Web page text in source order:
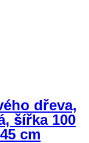
dřeva,
šířka 100
cm